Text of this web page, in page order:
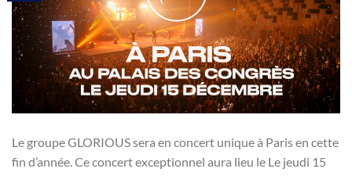
Le groupe GLORIOUS sera en concert unique à Paris en cette
fin d’année. Ce concert exceptionnel aura lieu le Le jeudi 15